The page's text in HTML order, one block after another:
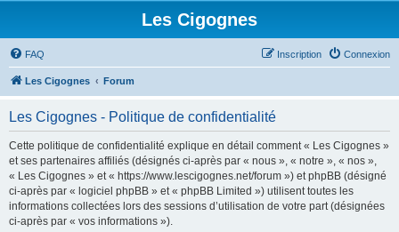
Les Cigognes
FAQ Connexion
Inscription
Les Cigognes Forum
Les Cigognes - Politique de confidentialité
Cette politique de confidentialité explique en détail comment « Les Cigognes »
et ses partenaires affiliés (désignés ci-après par « nous », « notre », « nos »,
« Les Cigognes » et « https://www.lescigognes.net/forum ») et phpBB (désigné
ci-après par « logiciel phpBB » et « phpBB Limited ») utilisent toutes les
informations collectées lors des sessions d’utilisation de votre part (désignées
ci-après par « vos informations »).